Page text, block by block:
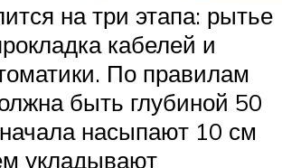
на три этапа: рытье
кабелей и
По правилам
быть глубиной 50
насыпают 10 см
укладывают